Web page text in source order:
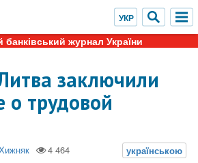
банківський журнал України
заключили
о трудовой